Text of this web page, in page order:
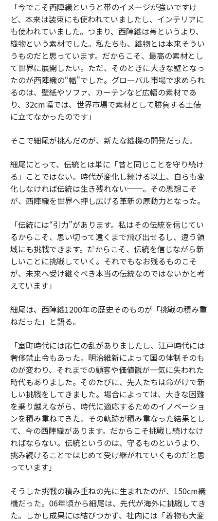
「今でこそ西陣織というと帯のイメージが強いですけ
ど、本来は装束にも使われていましたし、インテリアに
も使われていました。つまり、西陣織は帯というより、
織物という素材でした。私たちも、織物とは本来そうい
うものだと思っています。だからこそ、最高の素材とし
て世界に展開したい。ただ、そのときに大きな壁となっ
たのが西陣織の“幅”でした。グローバル市場で求められ
るのは、壁紙やソファ、カーテンなど広幅の素材であ
り、32cm幅では、世界市場で素材として勝負する土俵
に立てなかったのです」
そこで細尾が挑んだのが、新たな織機の開発だった。
細尾にとって、伝統とは単に「昔と同じことを守り続け
る」ことではない。時代が変化し続ける以上、自らも変
化しなければ伝統は生き残れない──。その思想こそ
が、西陣織を世界へ押し広げる革新の原動力となった。
「伝統には“引力”があります。私はその伝統を信じてい
るからこそ、思い切って遠くまで飛び出せるし、違う領
域にも挑戦できます。だからこそ、伝統を信じながら新
しいことに挑戦していく。それでもなお残るものこそ
が、未来へ受け継ぐべき本当の伝統なのではないかと考
えています」
細尾は、西陣織1200年の歴史そのものが「挑戦の積み重
ねだった」と語る。
「室町時代には応仁の乱がありましたし、江戸時代には
奢侈禁止令もあった。明治維新によって国の体制そのも
のが変わり、それまでの顧客や価値観が一気に失われた
時代もありました。そのたびに、先人たちは命がけで新
しい挑戦をしてきました。場合によっては、大きな困難
を乗り越えながら、時代に適応するためのイノベーショ
ンを積み重ねてきた。その軌跡が積み重なった結果とし
て、今の西陣織があります。だからこそ挑戦し続けなけ
ればならない。伝統というのは、守るものというより、
挑み続けることではじめて受け継がれていくものだと思
っています」
そうした挑戦の積み重ねの先に生まれたのが、150cm織
機だった。06年頃から細尾は、先代が海外に挑戦してき
た。しかし成果には結びつかず、社内には「着物も大変